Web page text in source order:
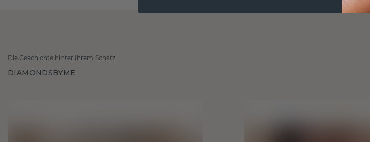
Die Geschichte hinter Ihrem Schatz
DIAMONDSBYME